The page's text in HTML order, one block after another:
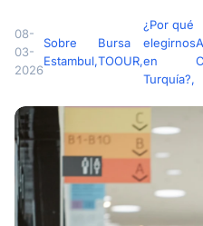
08-
03-
2026
Sobre
Estambul,
Bursa
TOOUR,
¿Por qué
elegirnos
en
Turquía?,